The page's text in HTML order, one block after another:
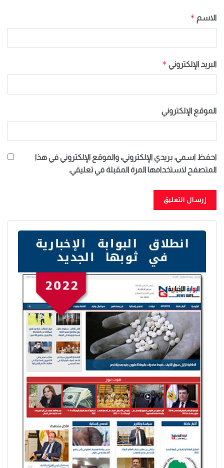
الاسم *
البريد الإلكتروني *
الموقع الإلكتروني
احفظ اسمي، بريدي الإلكتروني، والموقع الإلكتروني في هذا
المتصفح لاستخدامها المرة المقبلة في تعليقي.